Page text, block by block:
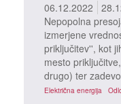
06.12.2022
Nepopolna
izmerjene
priključitev'', kot
mesto
drugo) ter
Električna energija